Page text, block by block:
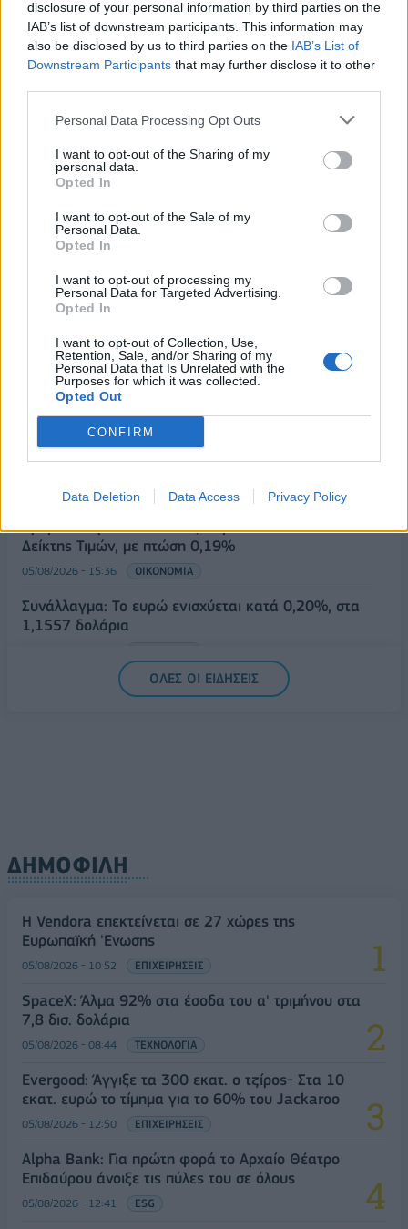
disclosure of your personal information by third parties on the
IAB’s list of downstream participants. This information may
also be disclosed by us to third parties on the IAB’s List of
Downstream Participants that may further disclose it to other
Personal Data Processing Opt Outs
I want to opt-out of the Sharing of my
personal data.
Opted In
I want to opt-out of the Sale of my
Personal Data.
Opted In
I want to opt-out of processing my
Personal Data for Targeted Advertising.
Opted In
I want to opt-out of Collection, Use,
Retention, Sale, and/or Sharing of my
Personal Data that Is Unrelated with the
Purposes for which it was collected.
Opted Out
CONFIRM
Data Deletion Data Access Privacy Policy
προσαρμοσμένο EBITDA στα 1,2 δισ. ευρώ
ΕΝΕΡΓΕΙΑ
Όμιλος AKTOR: Εξαγοράζει το 75% των ΗΛΕΚΤΩΡ
και THALIS – Στρατηγική συνεργασία με τη Motor
ΗΠΑ: Επιβράδυνση των προσλήψεων στον ιδιωτικό
τομέα τον Ιούλιο - Δημιουργήθηκαν μόνο 44.000
θέσεις εργασίας
05/08/2026 - 17:16 ΚΟΣΜΟΣ
έρευνα και την καινοτομία
05/08/2026 - 16:51
Ν. Χαρδαλιάς: Μηδενική ανοχή και σε νομικό
επίπεδο για τους υπαίτιους της πυρκαγιάς στη
Δυτική Αττική
ΕΕ: Διοχετεύει 1,4 δισ. ευρώ στην Ουκρανία από
παγωμένα ρωσικά κεφάλαια
05/08/2026 - 16:03 ΚΟΣΜΟΣ
Χρηματιστήριο: Στις 2.623,62 μονάδες ο Γενικός
Δείκτης Τιμών, με πτώση 0,19%
05/08/2026 - 15:36 ΟΙΚΟΝΟΜΙΑ
Συνάλλαγμα: Το ευρώ ενισχύεται κατά 0,20%, στα
1,1557 δολάρια
ΟΛΕΣ ΟΙ ΕΙΔΗΣΕΙΣ
ΔΗΜΟΦΙΛΗ
Η Vendora επεκτείνεται σε 27 χώρες της
Ευρωπαϊκή 'Ενωσης
05/08/2026 - 10:52 ΕΠΙΧΕΙΡΗΣΕΙΣ
SpaceX: Άλμα 92% στα έσοδα του α' τριμήνου στα
7,8 δισ. δολάρια
05/08/2026 - 08:44 ΤΕΧΝΟΛΟΓΙΑ
Evergood: Άγγιξε τα 300 εκατ. ο τζίρος- Στα 10
εκατ. ευρώ το τίμημα για το 60% του Jackaroo
05/08/2026 - 12:50 ΕΠΙΧΕΙΡΗΣΕΙΣ
Alpha Bank: Για πρώτη φορά το Αρχαίο Θέατρο
Επιδαύρου άνοιξε τις πύλες του σε όλους
05/08/2026 - 12:41 ESG